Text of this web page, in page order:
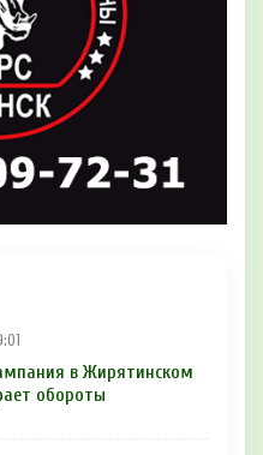
в Жирятинском
обороты